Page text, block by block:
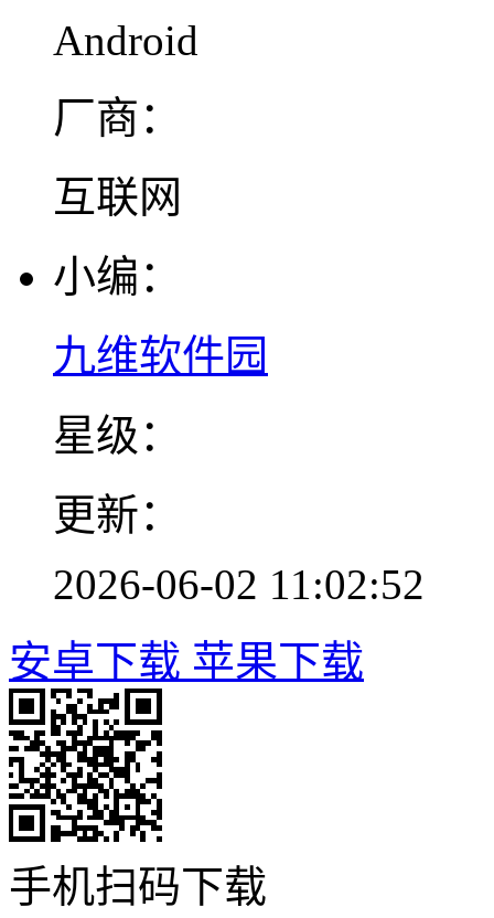
Android
厂商：
互联网
小编：
九维软件园
星级：
更新：
2026-06-02 11:02:52
安卓下载 苹果下载
手机扫码下载